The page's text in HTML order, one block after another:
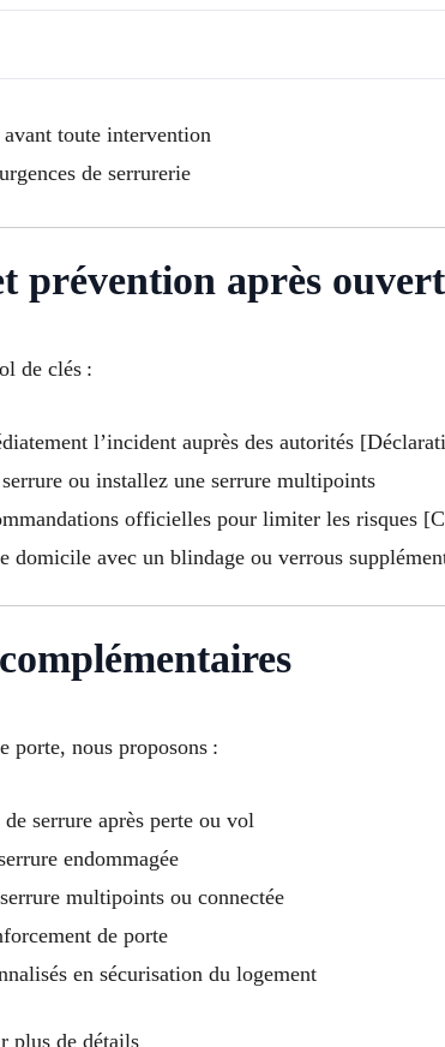
toute intervention
de serrurerie
prévention après
de clés :
l’incident auprès des autorités
ou installez une serrure multipoints
officielles pour limiter les risques
domicile avec un blindage ou verrous
porte, nous proposons :
serrure après perte ou vol
endommagée
multipoints ou connectée
de porte
en sécurisation du logement
plus de détails